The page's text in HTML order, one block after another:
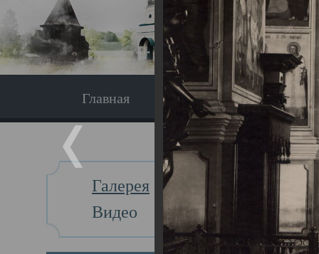
Главная Экскурсия
Галерея
Видео
Главная